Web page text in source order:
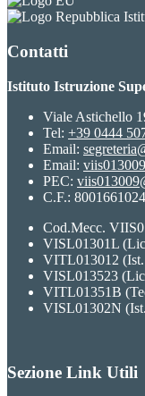
Contatti
Istituto Istruzione
Viale Astichello
Tel: +39 0444
Email:
Email:
PEC:
C.F.:
Cod.Mecc.
VISL01301L
VITL013012
VISL013523
VITL01351B
VISL01302N
Sezione Link Utili